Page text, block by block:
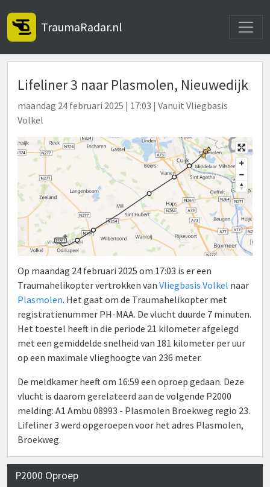
TraumaRadar.nl
Lifeliner 3 naar Plasmolen, Nieuwedijk
maandag 24 februari 2025 | 17:03 | Vanuit Vliegbasis
Volkel
Op maandag 24 februari 2025 om 17:03 is er een
Traumahelikopter vertrokken van Vliegbasis Volkel naar
Plasmolen. Het gaat om de Traumahelikopter met
registratienummer PH-MAA. De vlucht duurde 7 minuten.
Het toestel heeft in die periode 21 kilometer afgelegd
met een gemiddelde snelheid van 181 kilometer per uur
op een maximale vlieghoogte van 236 meter.
De meldkamer heeft om 16:59 een oproep gedaan. Deze
vlucht is daarom gerelateerd aan de volgende P2000
melding: A1 Ambu 08993 - Plasmolen Broekweg regio 23.
Lifeliner 3 werd opgeroepen voor het adres Plasmolen,
Broekweg.
P2000 Oproep